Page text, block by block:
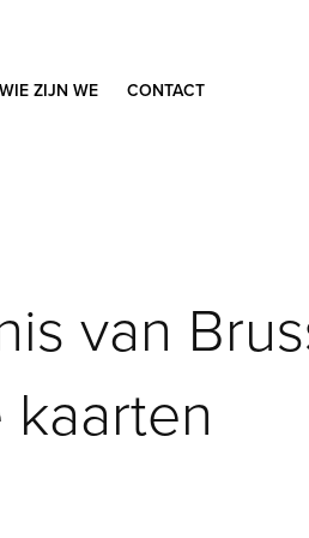
WIE ZIJN WE CONTACT
van